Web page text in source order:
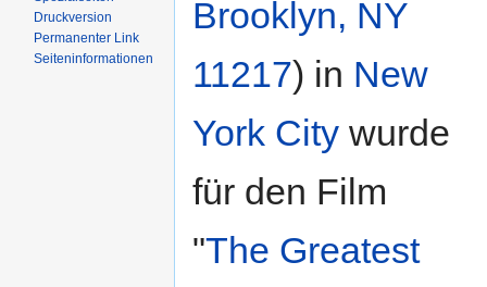
Brooklyn, NY
11217) in New
York City wurde
für den Film
"The Greatest
Druckversion
Permanenter Link
Seiteninformationen